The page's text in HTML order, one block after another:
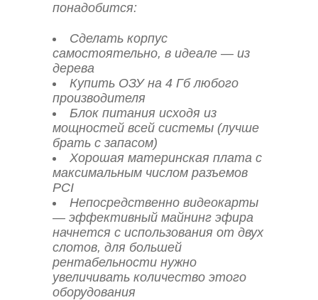
понадобится:
Сделать корпус
самостоятельно, в идеале — из
дерева
Купить ОЗУ на 4 Гб любого
производителя
Блок питания исходя из
мощностей всей системы (лучше
брать с запасом)
Хорошая материнская плата с
максимальным числом разъемов
PCI
Непосредственно видеокарты
— эффективный майнинг эфира
начнется с использования от двух
слотов, для большей
рентабельности нужно
увеличивать количество этого
оборудования